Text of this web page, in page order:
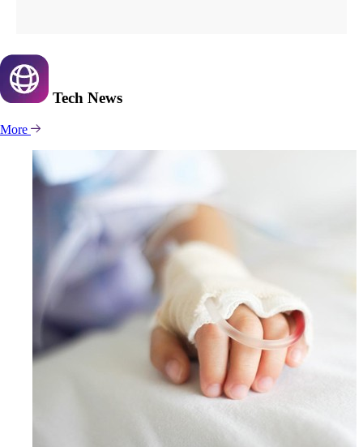
Tech News
More